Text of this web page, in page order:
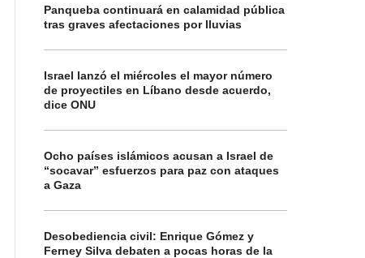
Panqueba continuará en calamidad pública
tras graves afectaciones por lluvias
Israel lanzó el miércoles el mayor número
de proyectiles en Líbano desde acuerdo,
dice ONU
Ocho países islámicos acusan a Israel de
“socavar” esfuerzos para paz con ataques
a Gaza
Desobediencia civil: Enrique Gómez y
Ferney Silva debaten a pocas horas de la